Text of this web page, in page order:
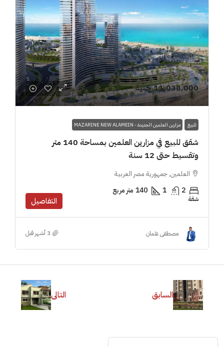
11,038,000 جنيه
للبيع مزارين العلمين الجديدة - MAZARINE NEW ALAMEIN
شقق للبيع في مزارين العلمين بمساحة 140 متر
وتقسيط حتى 12 سنة
العلمين, جمهورية مصر العربية
2
1
140 متر مربع
شقة التفاصيل
مصطفى عثمان
السابق التالى